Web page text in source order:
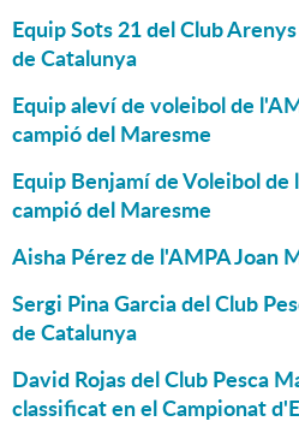
Equip Sots 21 del Club
de Catalunya
Equip aleví de voleibol de
campió del Maresme
Equip Benjamí de Voleibol de
campió del Maresme
Aisha Pérez de l'AMPA Joan
Sergi Pina Garcia del Club
de Catalunya
David Rojas del Club Pesca
classificat en el Campionat